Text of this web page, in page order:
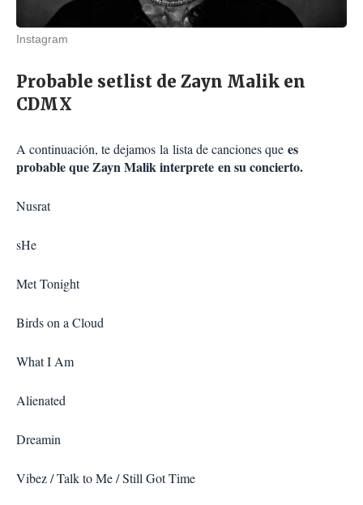
Instagram
Probable setlist de Zayn Malik en
CDMX
A continuación, te dejamos la lista de canciones que es
probable que Zayn Malik interprete en su concierto.
Nusrat
sHe
Met Tonight
Birds on a Cloud
What I Am
Alienated
Dreamin
Vibez / Talk to Me / Still Got Time